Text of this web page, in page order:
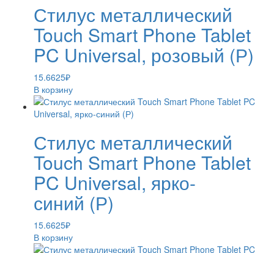
Стилус металлический
Touch Smart Phone Tablet
PC Universal, розовый (Р)
15.6625₽
В корзину
Стилус металлический
Touch Smart Phone Tablet
PC Universal, ярко-
синий (Р)
15.6625₽
В корзину